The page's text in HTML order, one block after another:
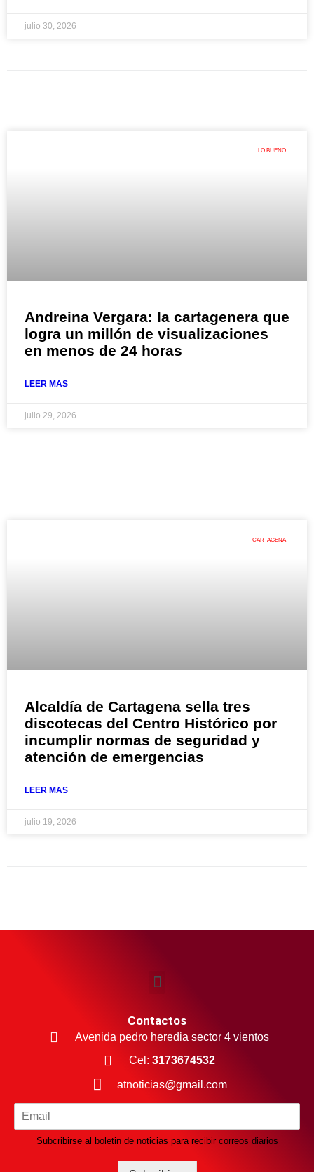
julio 30, 2026
LO BUENO
Andreina Vergara: la cartagenera que
logra un millón de visualizaciones
en menos de 24 horas
LEER MAS
julio 29, 2026
CARTAGENA
Alcaldía de Cartagena sella tres
discotecas del Centro Histórico por
incumplir normas de seguridad y
atención de emergencias
LEER MAS
julio 19, 2026
Contactos
Avenida pedro heredia sector 4 vientos
Cel: 3173674532
atnoticias@gmail.com
Subcribirse al boletin de noticias para recibir correos diarios